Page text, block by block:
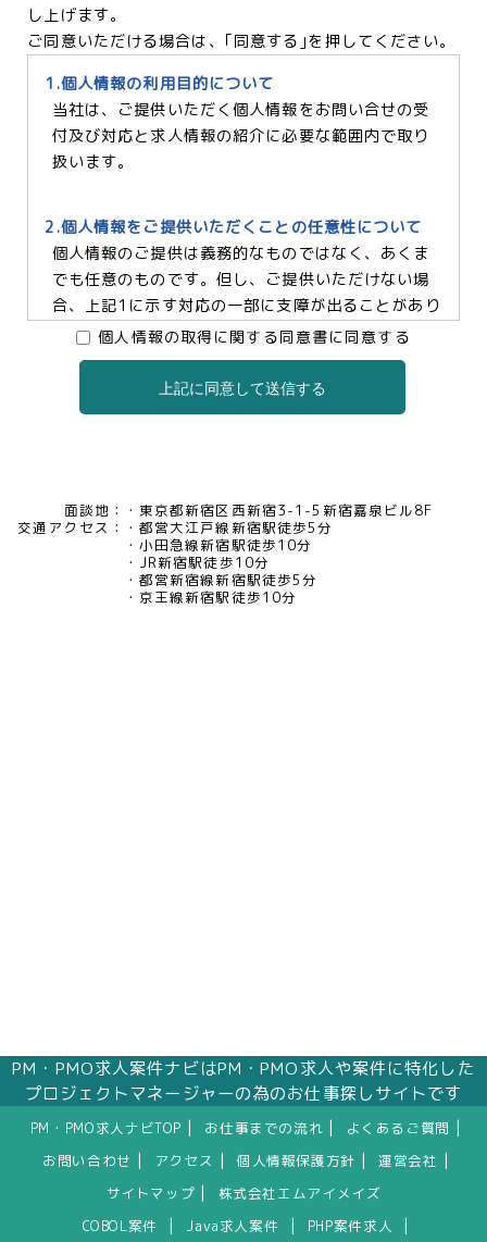
し上げます。
ご同意いただける場合は、｢同意する｣を押してください。
1.個人情報の利用目的について
当社は、ご提供いただく個人情報をお問い合せの受
付及び対応と求人情報の紹介に必要な範囲内で取り
扱います。
2.個人情報をご提供いただくことの任意性について
個人情報のご提供は義務的なものではなく、あくま
でも任意のものです。但し、ご提供いただけない場
合、上記1に示す対応の一部に支障が出ることがあり
ますので、予めご了承ください。
3.個人情報の提供及び委託について
4.個人情報の開示等について
当社は、お客様本人から保有個人データについて利
用目的の通知、開示、内容の訂正・追加・削除、利
個人情報の取得に関する同意書に同意する
上記に同意して送信する
面談地：
東京都新宿区西新宿3-1-5新宿嘉泉ビル8F
交通アクセス：
都営大江戸線新宿駅徒歩5分
小田急線新宿駅徒歩10分
JR新宿駅徒歩10分
都営新宿線新宿駅徒歩5分
京王線新宿駅徒歩10分
PM・PMO求人案件ナビはPM・PMO求人や案件に特化した
プロジェクトマネージャーの為のお仕事探しサイトです
PM・PMO求人ナビTOP お仕事までの流れ よくあるご質問
お問い合わせ アクセス 個人情報保護方針 運営会社
サイトマップ
株式会社エムアイメイズ
COBOL案件
Java求人案件 PHP案件求人